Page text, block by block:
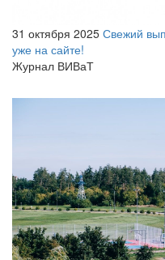
31 октября 2025 Свежий
уже на сайте!
Журнал ВИВаТ